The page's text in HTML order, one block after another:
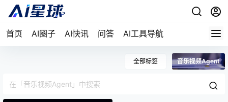
首页 AI圈子 AI快讯 问答 AI工具导航
全部标签 音乐视频Agent